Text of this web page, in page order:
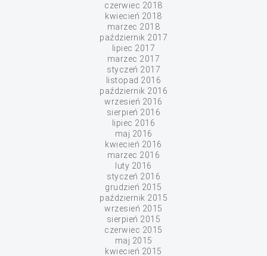
czerwiec 2018
kwiecień 2018
marzec 2018
październik 2017
lipiec 2017
marzec 2017
styczeń 2017
listopad 2016
październik 2016
wrzesień 2016
sierpień 2016
lipiec 2016
maj 2016
kwiecień 2016
marzec 2016
luty 2016
styczeń 2016
grudzień 2015
październik 2015
wrzesień 2015
sierpień 2015
czerwiec 2015
maj 2015
kwiecień 2015